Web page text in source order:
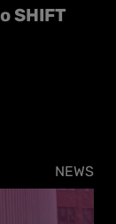
SHIFT
NEWS